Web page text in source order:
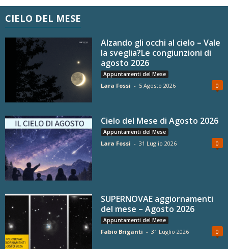
CIELO DEL MESE
Alzando gli occhi al cielo – Vale
la sveglia?Le congiunzioni di
agosto 2026
Appuntamenti del Mese
Lara Fossi - 5 Agosto 2026 0
Cielo del Mese di Agosto 2026
Appuntamenti del Mese
Lara Fossi - 31 Luglio 2026 0
SUPERNOVAE aggiornamenti
del mese – Agosto 2026
Appuntamenti del Mese
Fabio Briganti - 31 Luglio 2026 0